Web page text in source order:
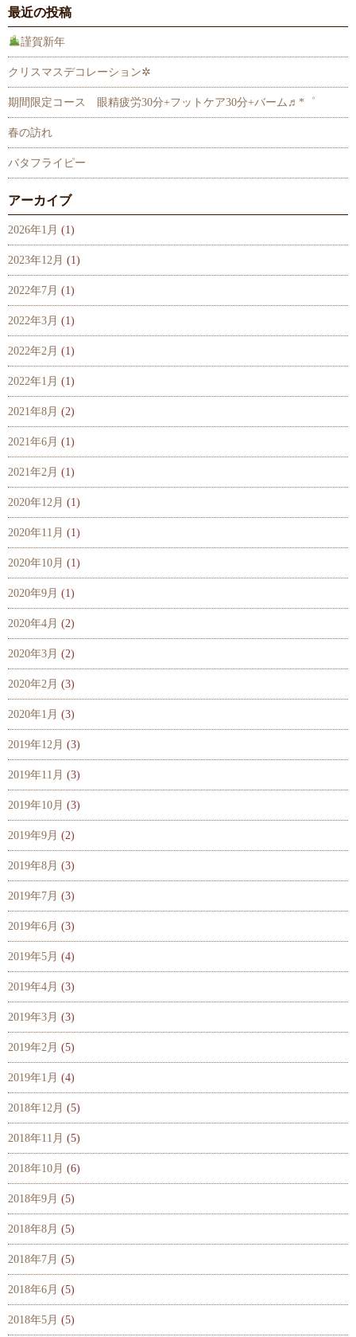
最近の投稿
謹賀新年
クリスマスデコレーション✲
期間限定コース 眼精疲労30分+フットケア30分+バーム♬*゜
春の訪れ
バタフライピー
アーカイブ
2026年1月 (1)
2023年12月 (1)
2022年7月 (1)
2022年3月 (1)
2022年2月 (1)
2022年1月 (1)
2021年8月 (2)
2021年6月 (1)
2021年2月 (1)
2020年12月 (1)
2020年11月 (1)
2020年10月 (1)
2020年9月 (1)
2020年4月 (2)
2020年3月 (2)
2020年2月 (3)
2020年1月 (3)
2019年12月 (3)
2019年11月 (3)
2019年10月 (3)
2019年9月 (2)
2019年8月 (3)
2019年7月 (3)
2019年6月 (3)
2019年5月 (4)
2019年4月 (3)
2019年3月 (3)
2019年2月 (5)
2019年1月 (4)
2018年12月 (5)
2018年11月 (5)
2018年10月 (6)
2018年9月 (5)
2018年8月 (5)
2018年7月 (5)
2018年6月 (5)
2018年5月 (5)